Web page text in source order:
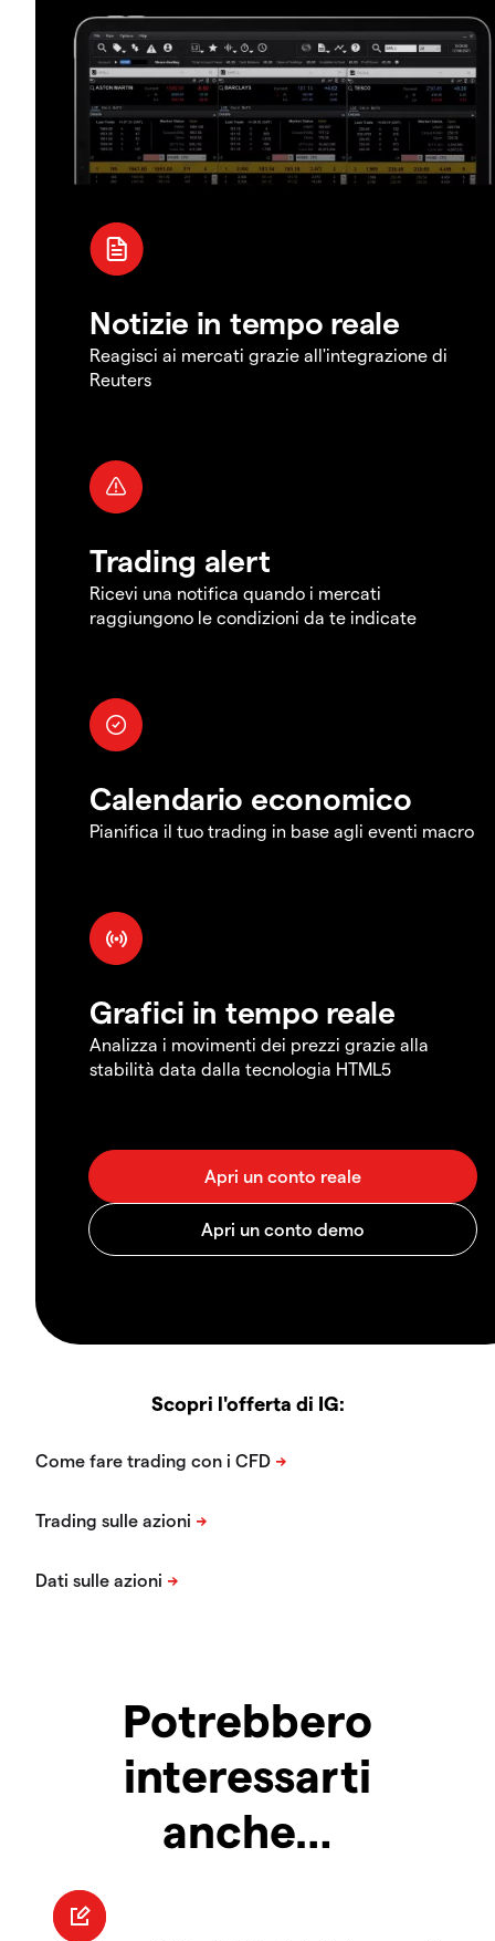
Notizie in tempo reale
Reagisci ai mercati grazie all'integrazione di
Reuters
Trading alert
Ricevi una notifica quando i mercati
raggiungono le condizioni da te indicate
Calendario economico
Pianifica il tuo trading in base agli eventi macro
Grafici in tempo reale
Analizza i movimenti dei prezzi grazie alla
stabilità data dalla tecnologia HTML5
Scopri l'offerta di IG:
Potrebbero
interessarti
anche…